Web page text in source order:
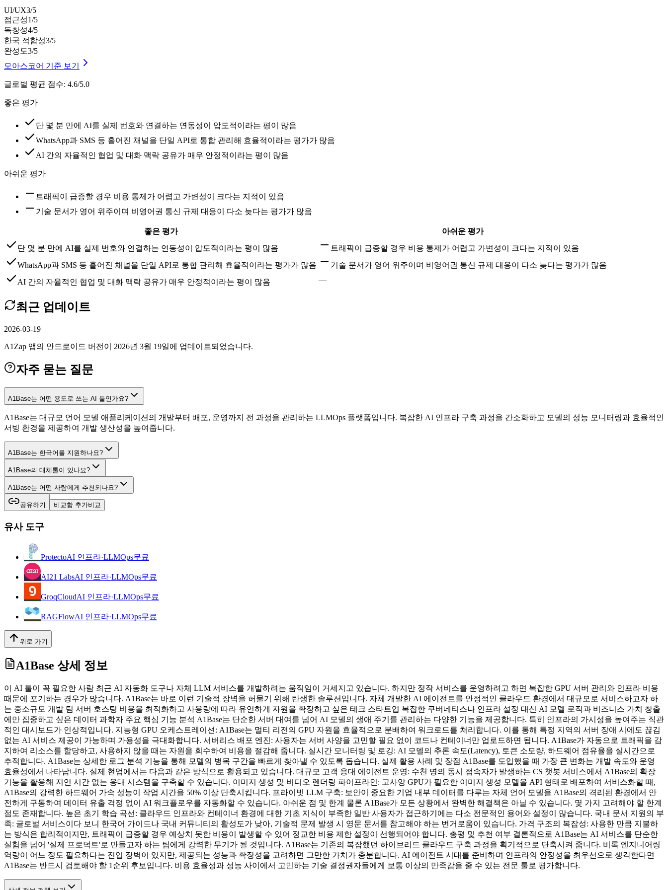
UI/UX3/5
접근성1/5
독창성4/5
한국 적합성3/5
완성도3/5
모아스코어 기준 보기
글로벌 평균 점수: 4.6/5.0
좋은 평가
단 몇 분 만에 AI를 실제 번호와 연결하는 연동성이 압도적이라는 평이 많음
WhatsApp과 SMS 등 흩어진 채널을 단일 API로 통합 관리해 효율적이라는 평가가 많음
AI 간의 자율적인 협업 및 대화 맥락 공유가 매우 안정적이라는 평이 많음
아쉬운 평가
트래픽이 급증할 경우 비용 통제가 어렵고 가변성이 크다는 지적이 있음
기술 문서가 영어 위주이며 비영어권 통신 규제 대응이 다소 늦다는 평가가 많음
좋은 평가
아쉬운 평가
단 몇 분 만에 AI를 실제 번호와 연결하는 연동성이 압도적이라는 평이 많음
트래픽이 급증할 경우 비용 통제가 어렵고 가변성이 크다는 지적이 있음
WhatsApp과 SMS 등 흩어진 채널을 단일 API로 통합 관리해 효율적이라는 평가가 많음
기술 문서가 영어 위주이며 비영어권 통신 규제 대응이 다소 늦다는 평가가 많음
AI 간의 자율적인 협업 및 대화 맥락 공유가 매우 안정적이라는 평이 많음
—
최근 업데이트
2026-03-19
A1Zap 앱의 안드로이드 버전이 2026년 3월 19일에 업데이트되었습니다.
자주 묻는 질문
A1Base는 어떤 용도로 쓰는 AI 툴인가요?
A1Base는 대규모 언어 모델 애플리케이션의 개발부터 배포, 운영까지 전 과정을 관리하는 LLMOps 플랫폼입니다. 복잡한 AI 인프라 구축 과정을 간소화하고 모델의 성능 모니터링과 효율적인
서빙 환경을 제공하여 개발 생산성을 높여줍니다.
A1Base는 한국어를 지원하나요?
A1Base의 대체툴이 있나요?
A1Base는 어떤 사람에게 추천되나요?
공유하기 비교함 추가비교
유사 도구
ProtectoAI 인프라·LLMOps무료
AI21 LabsAI 인프라·LLMOps무료
GroqCloudAI 인프라·LLMOps무료
RAGFlowAI 인프라·LLMOps무료
위로 가기
A1Base 상세 정보
이 AI 툴이 꼭 필요한 사람 최근 AI 자동화 도구나 자체 LLM 서비스를 개발하려는 움직임이 거세지고 있습니다. 하지만 정작 서비스를 운영하려고 하면 복잡한 GPU 서버 관리와 인프라 비용
때문에 포기하는 경우가 많습니다. A1Base는 바로 이런 기술적 장벽을 허물기 위해 탄생한 솔루션입니다. 자체 개발한 AI 에이전트를 안정적인 클라우드 환경에서 대규모로 서비스하고자 하
는 중소규모 개발 팀 서버 호스팅 비용을 최적화하고 사용량에 따라 유연하게 자원을 확장하고 싶은 테크 스타트업 복잡한 쿠버네티스나 인프라 설정 대신 AI 모델 로직과 비즈니스 가치 창출
에만 집중하고 싶은 데이터 과학자 주요 핵심 기능 분석 A1Base는 단순한 서버 대여를 넘어 AI 모델의 생애 주기를 관리하는 다양한 기능을 제공합니다. 특히 인프라의 가시성을 높여주는 직관
적인 대시보드가 인상적입니다. 지능형 GPU 오케스트레이션: A1Base는 멀티 리전의 GPU 자원을 효율적으로 분배하여 워크로드를 처리합니다. 이를 통해 특정 지역의 서버 장애 시에도 끊김
없는 AI 서비스 제공이 가능하며 가용성을 극대화합니다. 서버리스 배포 엔진: 사용자는 서버 사양을 고민할 필요 없이 코드나 컨테이너만 업로드하면 됩니다. A1Base가 자동으로 트래픽을 감
지하여 리소스를 할당하고, 사용하지 않을 때는 자원을 회수하여 비용을 절감해 줍니다. 실시간 모니터링 및 로깅: AI 모델의 추론 속도(Latency), 토큰 소모량, 하드웨어 점유율을 실시간으로
추적합니다. A1Base는 상세한 로그 분석 기능을 통해 모델의 병목 구간을 빠르게 찾아낼 수 있도록 돕습니다. 실제 활용 사례 및 장점 A1Base를 도입했을 때 가장 큰 변화는 개발 속도와 운영
효율성에서 나타납니다. 실제 현업에서는 다음과 같은 방식으로 활용되고 있습니다. 대규모 고객 응대 에이전트 운영: 수천 명의 동시 접속자가 발생하는 CS 챗봇 서비스에서 A1Base의 확장
기능을 활용해 지연 시간 없는 응대 시스템을 구축할 수 있습니다. 이미지 생성 및 비디오 렌더링 파이프라인: 고사양 GPU가 필요한 이미지 생성 모델을 API 형태로 배포하여 서비스화할 때,
A1Base의 강력한 하드웨어 가속 성능이 작업 시간을 50% 이상 단축시킵니다. 프라이빗 LLM 구축: 보안이 중요한 기업 내부 데이터를 다루는 자체 언어 모델을 A1Base의 격리된 환경에서 안
전하게 구동하여 데이터 유출 걱정 없이 AI 워크플로우를 자동화할 수 있습니다. 아쉬운 점 및 한계 물론 A1Base가 모든 상황에서 완벽한 해결책은 아닐 수 있습니다. 몇 가지 고려해야 할 한계
점도 존재합니다. 높은 초기 학습 곡선: 클라우드 인프라와 컨테이너 환경에 대한 기초 지식이 부족한 일반 사용자가 접근하기에는 다소 전문적인 용어와 설정이 많습니다. 국내 문서 지원의 부
족: 글로벌 서비스이다 보니 한국어 가이드나 국내 커뮤니티의 활성도가 낮아, 기술적 문제 발생 시 영문 문서를 참고해야 하는 번거로움이 있습니다. 가격 구조의 복잡성: 사용한 만큼 지불하
는 방식은 합리적이지만, 트래픽이 급증할 경우 예상치 못한 비용이 발생할 수 있어 정교한 비용 제한 설정이 선행되어야 합니다. 총평 및 추천 여부 결론적으로 A1Base는 AI 서비스를 단순한
실험을 넘어 '실제 프로덕트'로 만들고자 하는 팀에게 강력한 무기가 될 것입니다. A1Base는 기존의 복잡했던 하이브리드 클라우드 구축 과정을 획기적으로 단축시켜 줍니다. 비록 엔지니어링
역량이 어느 정도 필요하다는 진입 장벽이 있지만, 제공되는 성능과 확장성을 고려하면 그만한 가치가 충분합니다. AI 에이전트 시대를 준비하며 인프라의 안정성을 최우선으로 생각한다면
A1Base는 반드시 검토해야 할 1순위 후보입니다. 비용 효율성과 성능 사이에서 고민하는 기술 결정권자들에게 보통 이상의 만족감을 줄 수 있는 전문 툴로 평가합니다.